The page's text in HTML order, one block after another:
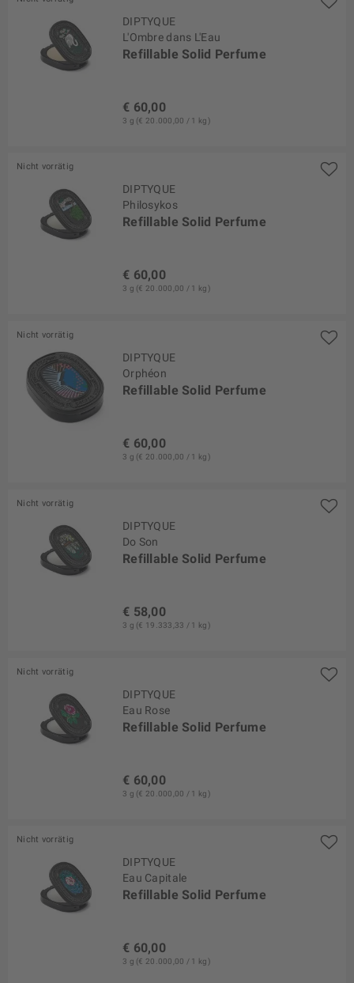
DIPTYQUE
L'Ombre dans L'Eau
Refillable Solid Perfume
€ 60,00
3 g (€ 20.000,00 / 1 kg)
Nicht vorrätig
DIPTYQUE
Philosykos
Refillable Solid Perfume
€ 60,00
3 g (€ 20.000,00 / 1 kg)
Nicht vorrätig
DIPTYQUE
Orphéon
Refillable Solid Perfume
€ 60,00
3 g (€ 20.000,00 / 1 kg)
Nicht vorrätig
DIPTYQUE
Do Son
Refillable Solid Perfume
€ 58,00
3 g (€ 19.333,33 / 1 kg)
Nicht vorrätig
DIPTYQUE
Eau Rose
Refillable Solid Perfume
€ 60,00
3 g (€ 20.000,00 / 1 kg)
Nicht vorrätig
DIPTYQUE
Eau Capitale
Refillable Solid Perfume
€ 60,00
3 g (€ 20.000,00 / 1 kg)